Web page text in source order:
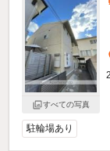
すべての写真
駐輪場あり